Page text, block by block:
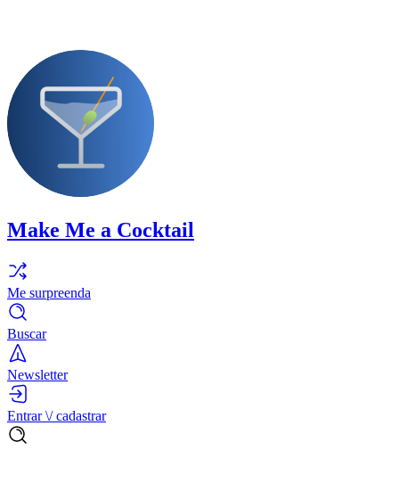
Make Me a Cocktail
Me surpreenda
Buscar
Newsletter
Entrar \/ cadastrar